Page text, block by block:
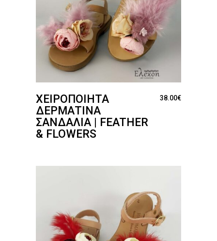
ΧΕΙΡΟΠΟΊΗΤΑ
ΔΕΡΜΆΤΙΝΑ
ΣΑΝΔΆΛΙΑ | FEATHER
& FLOWERS
38.00€